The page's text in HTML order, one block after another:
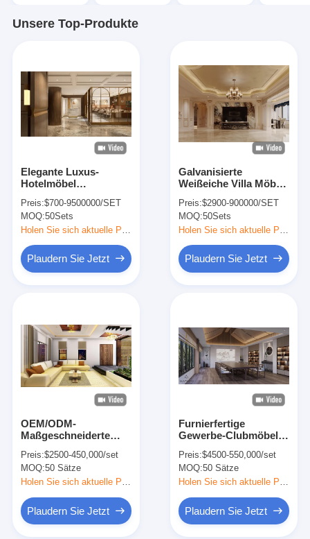
Unsere Top-Produkte
Elegante Luxus-
Hotelmöbel
Massivholzrahmenmöbel
Preis:$700-9500000/SET
MOQ:50Sets
Plaudern Sie Jetzt
Galvanisierte
Weißeiche Villa Möbel
x 500mm
Preis:$2900-900000/SET
MOQ:50Sets
Plaudern Sie Jetzt
OEM/ODM-
Maßgeschneiderte
Club-Möbelkollektion,
Komplettlösung,
Massivholzrahmen,
Möbel
Preis:$2500-450,000/set
MOQ:50 Sätze
Plaudern Sie Jetzt
Furnierfertige
Gewerbe-Clubmöbel
Club-Sektionsmöbel
Preis:$4500-550,000/set
MOQ:50 Sätze
Plaudern Sie Jetzt